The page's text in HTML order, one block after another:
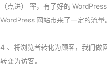
（点进） 率，有了好的
WordPress 网站带来了一定的流量。
4 、将浏览者转化为顾客，我们做
转变为访客。